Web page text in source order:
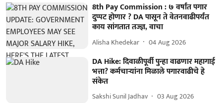
8th Pay Commission : ७ वर्षांत पगार
दुप्पट होणार ? DA पासून ते वेतनवाढीपर्यंत
काय सांगतात तज्ज्ञ, वाचा
Alisha Khedekar 04 Aug 2026
DA Hike: दिवाळीपूर्वी पुन्हा वाढणार महागाई
भत्ता? कर्मचाऱ्यांना मिळाले पगारवाढीचे हे
संकेत
Sakshi Sunil Jadhav 03 Aug 2026